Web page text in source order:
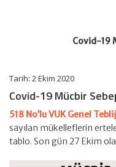
Covid-19
Tarih: 2 Ekim 2020
Covid-19 Mücbir
518 No’lu VUK Genel
sayılan mükelleflerin
tablo. Son gün 27 Ekim